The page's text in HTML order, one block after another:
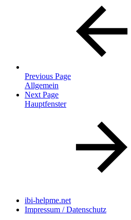
Previous Page
Allgemein
Next Page
Hauptfenster
ibi-helpme.net
Impressum / Datenschutz